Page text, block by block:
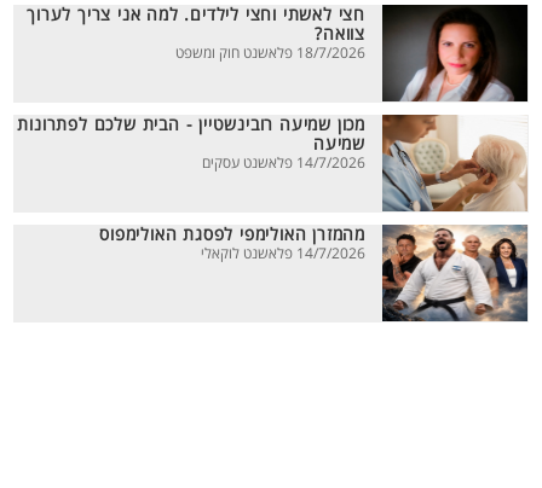
חצי לאשתי וחצי לילדים. למה אני צריך לערוך
צוואה?
18/7/2026 פלאשנט חוק ומשפט
מכון שמיעה רובינשטיין - הבית שלכם לפתרונות
שמיעה
14/7/2026 פלאשנט עסקים
מהמזרן האולימפי לפסגת האולימפוס
14/7/2026 פלאשנט לוקאלי